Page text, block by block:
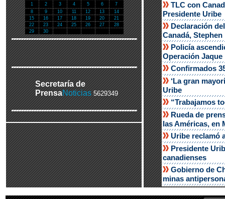
1
2 3 4 5 6
7
8
9 10 11 12 13
14
15
16 17 18 19 20
21
22
23 24 25 26 27
28
29
30
Secretaría de
PrensaNoticias 5629349
TLC con
Presidente Uribe
Declaración
Canadá, Stephen
Policía
Operación Jaque
Confirmados
‘La gran
Uribe
“Trabajamos
Rueda de
las Américas, en
Uribe reclamó
Presidente
canadienses
Gobierno de
minas